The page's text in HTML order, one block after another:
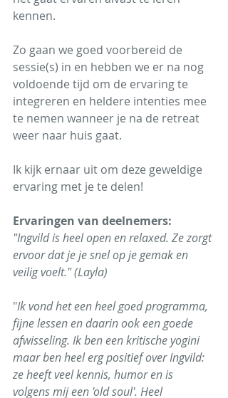
kennen.
Zo gaan we goed voorbereid de
sessie(s) in en hebben we er na nog
voldoende tijd om de ervaring te
integreren en heldere intenties mee
te nemen wanneer je na de retreat
weer naar huis gaat.
Ik kijk ernaar uit om deze geweldige
ervaring met je te delen!
Ervaringen van deelnemers:
"Ingvild is heel open en relaxed. Ze zorgt
ervoor dat je je snel op je gemak en
veilig voelt." (Layla)
"Ik vond het een heel goed programma,
fijne lessen en daarin ook een goede
afwisseling. Ik ben een kritische yogini
maar ben heel erg positief over Ingvild:
ze heeft veel kennis, humor en is
volgens mij een 'old soul'. Heel